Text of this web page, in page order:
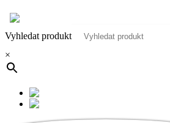
Vyhledat produkt
×